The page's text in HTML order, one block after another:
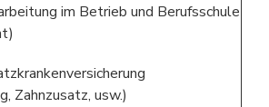
im Betrieb und Berufsschule
Zahnzusatz, usw.)